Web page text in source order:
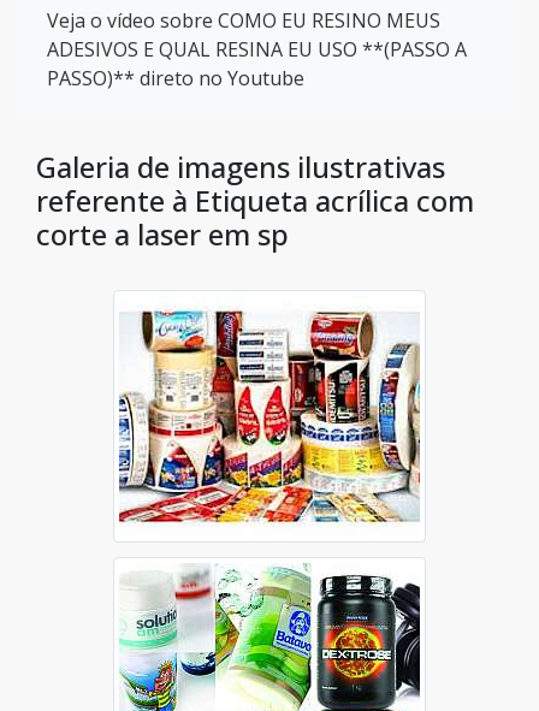
Veja o vídeo sobre COMO EU RESINO MEUS
ADESIVOS E QUAL RESINA EU USO **(PASSO A
PASSO)** direto no Youtube
Galeria de imagens ilustrativas
referente à Etiqueta acrílica com
corte a laser em sp